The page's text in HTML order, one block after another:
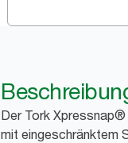
Der Tork
mit eingeschränktem